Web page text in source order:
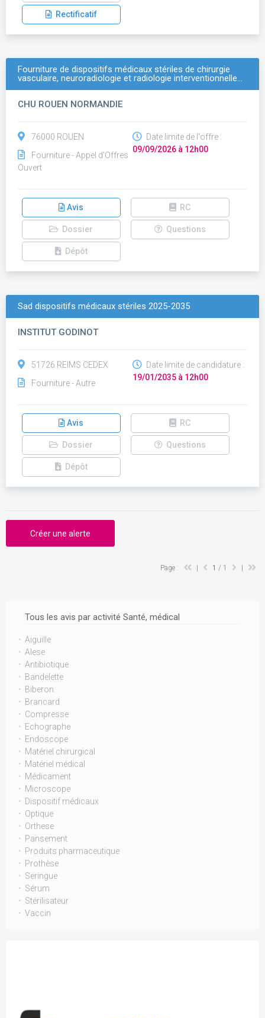
Tous les avis par activité Santé, médical
Aiguille
Alese
Antibiotique
Bandelette
Biberon
Brancard
Compresse
Echographe
Endoscope
Matériel chirurgical
Matériel médical
Médicament
Microscope
Dispositif médicaux
Optique
Orthese
Pansement
Produits pharmaceutique
Prothèse
Seringue
Sérum
Stérilisateur
Vaccin
Rectificatif
Fourniture de dispositifs médicaux stériles de chirurgie
vasculaire, neuroradiologie et radiologie interventionnelle…
CHU ROUEN NORMANDIE
76000 ROUEN
Fourniture - Appel d'Offres
Ouvert
Date limite de l'offre :
09/09/2026 à 12h00
Avis RC
Dossier Questions
Dépôt
Sad dispositifs médicaux stériles 2025-2035
INSTITUT GODINOT
51726 REIMS CEDEX
Fourniture - Autre
Date limite de candidature :
19/01/2035 à 12h00
Avis RC
Dossier Questions
Dépôt
Créer une alerte
Page : 1 / 1